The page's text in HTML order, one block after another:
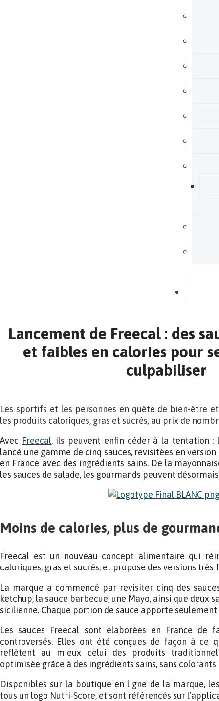
Lancement de Freecal : des
et faibles en calories pour
culpabiliser
Les sportifs et les personnes en quête de bien-être
les produits caloriques, gras et sucrés, au prix de
Avec Freecal, ils peuvent enfin céder à la tentation :
lancé une gamme de cinq sauces, revisitées en
en France avec des ingrédients sains. De la
les sauces de salade, les gourmands peuvent
Moins de calories, plus de
Freecal est un nouveau concept alimentaire qui
caloriques, gras et sucrés, et propose des versions très
La marque a commencé par revisiter cinq des
ketchup, la sauce barbecue, une Mayo, ainsi que deux
sicilienne. Chaque portion de sauce apporte
Les sauces Freecal sont élaborées en France de
controversés. Elles ont été conçues de façon à ce
reflètent au mieux celui des produits
optimisée grâce à des ingrédients sains, sans
Disponibles sur la boutique en ligne de la marque,
tous un logo Nutri-Score, et sont référencés sur